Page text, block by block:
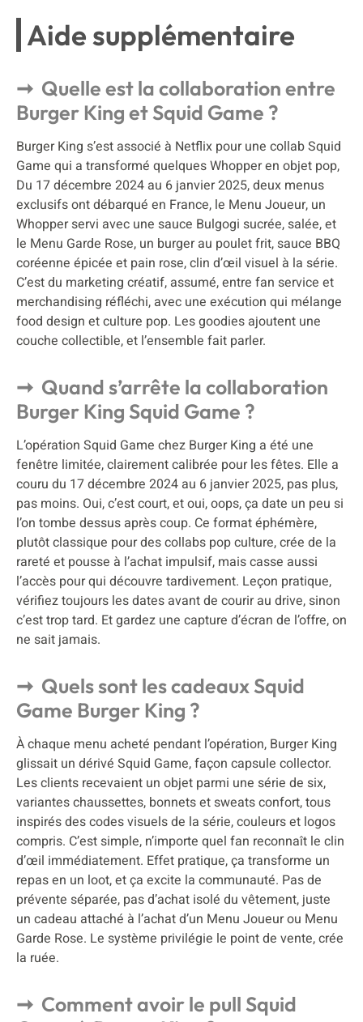
Aide supplémentaire
Quelle est la collaboration entre
Burger King et Squid Game ?
Burger King s’est associé à Netflix pour une collab Squid
Game qui a transformé quelques Whopper en objet pop,
Du 17 décembre 2024 au 6 janvier 2025, deux menus
exclusifs ont débarqué en France, le Menu Joueur, un
Whopper servi avec une sauce Bulgogi sucrée, salée, et
le Menu Garde Rose, un burger au poulet frit, sauce BBQ
coréenne épicée et pain rose, clin d’œil visuel à la série.
C’est du marketing créatif, assumé, entre fan service et
merchandising réfléchi, avec une exécution qui mélange
food design et culture pop. Les goodies ajoutent une
couche collectible, et l’ensemble fait parler.
Quand s’arrête la collaboration
Burger King Squid Game ?
L’opération Squid Game chez Burger King a été une
fenêtre limitée, clairement calibrée pour les fêtes. Elle a
couru du 17 décembre 2024 au 6 janvier 2025, pas plus,
pas moins. Oui, c’est court, et oui, oops, ça date un peu si
l’on tombe dessus après coup. Ce format éphémère,
plutôt classique pour des collabs pop culture, crée de la
rareté et pousse à l’achat impulsif, mais casse aussi
l’accès pour qui découvre tardivement. Leçon pratique,
vérifiez toujours les dates avant de courir au drive, sinon
c’est trop tard. Et gardez une capture d’écran de l’offre, on
ne sait jamais.
Quels sont les cadeaux Squid
Game Burger King ?
À chaque menu acheté pendant l’opération, Burger King
glissait un dérivé Squid Game, façon capsule collector.
Les clients recevaient un objet parmi une série de six,
variantes chaussettes, bonnets et sweats confort, tous
inspirés des codes visuels de la série, couleurs et logos
compris. C’est simple, n’importe quel fan reconnaît le clin
d’œil immédiatement. Effet pratique, ça transforme un
repas en un loot, et ça excite la communauté. Pas de
prévente séparée, pas d’achat isolé du vêtement, juste
un cadeau attaché à l’achat d’un Menu Joueur ou Menu
Garde Rose. Le système privilégie le point de vente, crée
la ruée.
Comment avoir le pull Squid